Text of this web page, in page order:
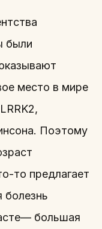
были
место в мире
Поэтому
то предлагает
болезнь
большая